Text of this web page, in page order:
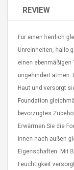
Sub Ohm
SS
Streel
Protection En
PS4
REVIEW
Für einen herrlich
Unreinheiten, hallo
einen ebenmäßigen
ungehindert atmen.
Haut und versorgt
Foundation
bevorzugtes
Erwärmen Sie die
innen nach außen
Eigenschaften: Mit
Feuchtigkeit